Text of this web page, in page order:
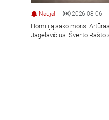
Nauja! | 2026-08-06 |
Homiliją sako mons. Artūras
Jagelavičius. Švento Rašto